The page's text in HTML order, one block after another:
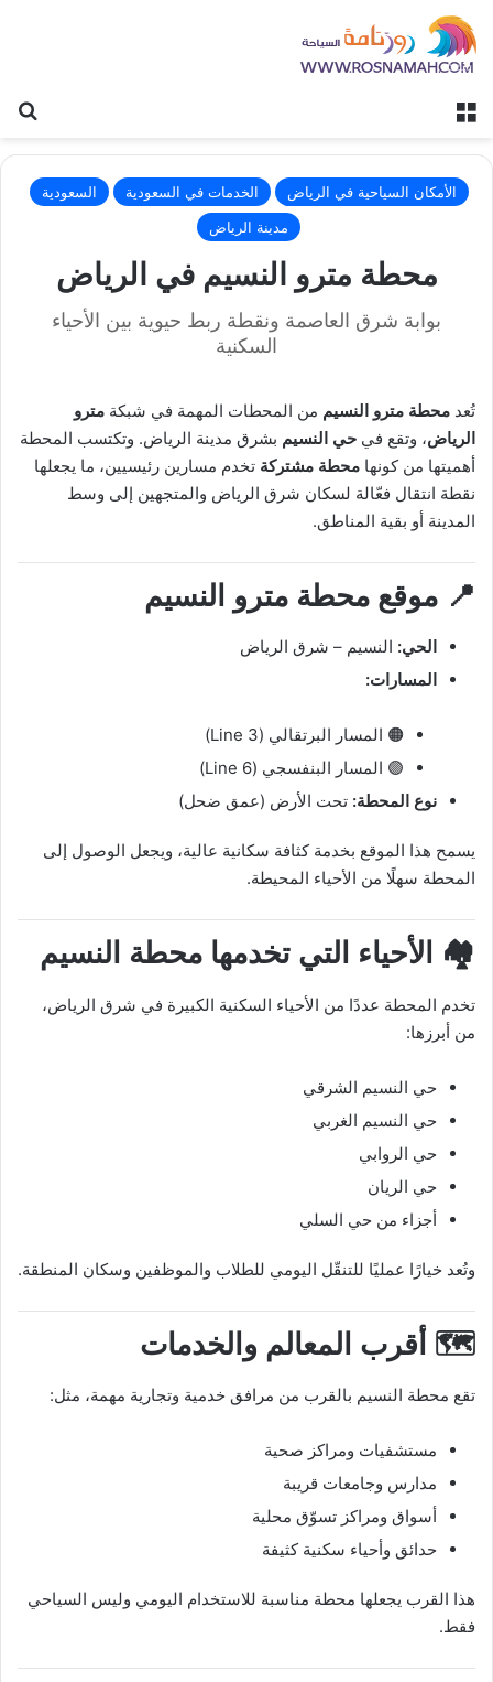
الأمكان السياحية في الرياض الخدمات في السعودية
السعودية
مدينة الرياض
محطة مترو النسيم في الرياض
بوابة شرق العاصمة ونقطة ربط حيوية بين الأحياء
السكنية
تُعد محطة مترو النسيم من المحطات المهمة في شبكة مترو
الرياض، وتقع في حي النسيم بشرق مدينة الرياض. وتكتسب المحطة
أهميتها من كونها محطة مشتركة تخدم مسارين رئيسيين، ما يجعلها
نقطة انتقال فعّالة لسكان شرق الرياض والمتجهين إلى وسط
المدينة أو بقية المناطق.
📍 موقع محطة مترو النسيم
الحي: النسيم – شرق الرياض
المسارات:
🟠 المسار البرتقالي (Line 3)
🟣 المسار البنفسجي (Line 6)
نوع المحطة: تحت الأرض (عمق ضحل)
يسمح هذا الموقع بخدمة كثافة سكانية عالية، ويجعل الوصول إلى
المحطة سهلًا من الأحياء المحيطة.
🏘️ الأحياء التي تخدمها محطة النسيم
تخدم المحطة عددًا من الأحياء السكنية الكبيرة في شرق الرياض،
من أبرزها:
حي النسيم الشرقي
حي النسيم الغربي
حي الروابي
حي الريان
أجزاء من حي السلي
وتُعد خيارًا عمليًا للتنقّل اليومي للطلاب والموظفين وسكان المنطقة.
🗺️ أقرب المعالم والخدمات
تقع محطة النسيم بالقرب من مرافق خدمية وتجارية مهمة، مثل:
مستشفيات ومراكز صحية
مدارس وجامعات قريبة
أسواق ومراكز تسوّق محلية
حدائق وأحياء سكنية كثيفة
هذا القرب يجعلها محطة مناسبة للاستخدام اليومي وليس السياحي
فقط.